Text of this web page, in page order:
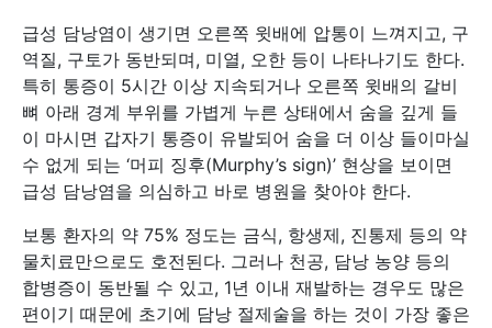
급성 담낭염이 생기면 오른쪽 윗배에 압통이 느껴지고, 구
역질, 구토가 동반되며, 미열, 오한 등이 나타나기도 한다.
특히 통증이 5시간 이상 지속되거나 오른쪽 윗배의 갈비
뼈 아래 경계 부위를 가볍게 누른 상태에서 숨을 깊게 들
이 마시면 갑자기 통증이 유발되어 숨을 더 이상 들이마실
수 없게 되는 ‘머피 징후(Murphy’s sign)’ 현상을 보이면
급성 담낭염을 의심하고 바로 병원을 찾아야 한다.
보통 환자의 약 75% 정도는 금식, 항생제, 진통제 등의 약
물치료만으로도 호전된다. 그러나 천공, 담낭 농양 등의
합병증이 동반될 수 있고, 1년 이내 재발하는 경우도 많은
편이기 때문에 초기에 담낭 절제술을 하는 것이 가장 좋은